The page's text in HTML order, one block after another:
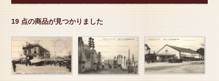
19 点の商品が見つかりました